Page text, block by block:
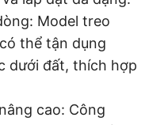
Model treo
thể tận dụng
dưới đất, thích hợp
cao: Công